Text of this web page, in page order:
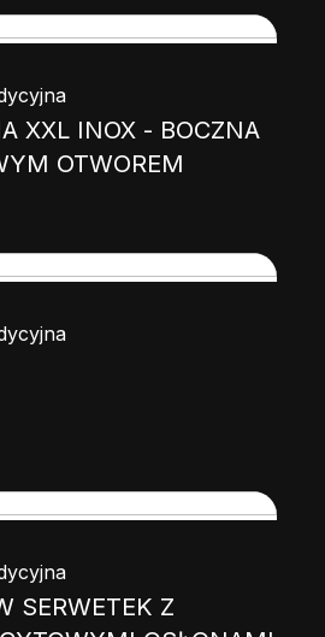
XXL INOX - BOCZNA
OTWOREM
SERWETEK Z